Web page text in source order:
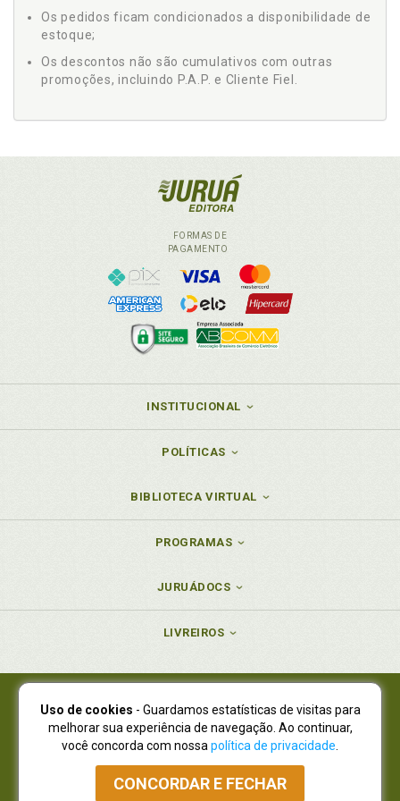
Os pedidos ficam condicionados a disponibilidade de
estoque;
Os descontos não são cumulativos com outras
promoções, incluindo P.A.P. e Cliente Fiel.
FORMAS DE
PAGAMENTO
INSTITUCIONAL
POLÍTICAS
BIBLIOTECA VIRTUAL
PROGRAMAS
JURUÁDOCS
LIVREIROS
Juruá Editora Ltda., CNPJ 77.535.508/0001-19
Juruá Informática Ltda., CNPJ 01.701.561/0001-80
NOVO ENDEREÇO:R. Flávio Dallegrave, 7665, São Lourenço |
Curitiba - Paraná - CEP 82210-310
Atendimento: (41) 4009-3900|Vendas Atacado: (41) 4009-3939
Uso de cookies - Guardamos estatísticas de visitas para
melhorar sua experiência de navegação. Ao continuar,
você concorda com nossa política de privacidade
CONCORDAR E FECHAR